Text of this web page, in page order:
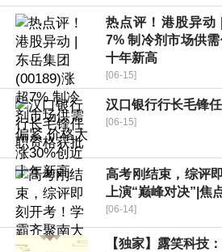
热点评！港股异动
7% 制冷剂市场供
十年新高
[06-15]
汉口银行行长毛锋
[06-15]
高考刚结束，综评
上演“巅峰对决”|焦
[06-14]
【独家】露笑科技